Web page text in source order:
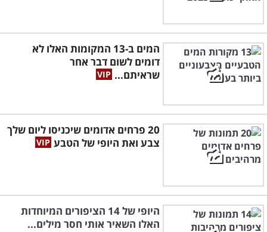
המים ב-13 המקומות האלו לא
דומים לשום דבר אחר
שראיתם...
20 פרחים אדומים שיכניסו ליום שלך
צבע ואת היופי של הטבע
היופי של 14 הציפורים המיוחדות
האלו השאיר אותי חסר מילים...